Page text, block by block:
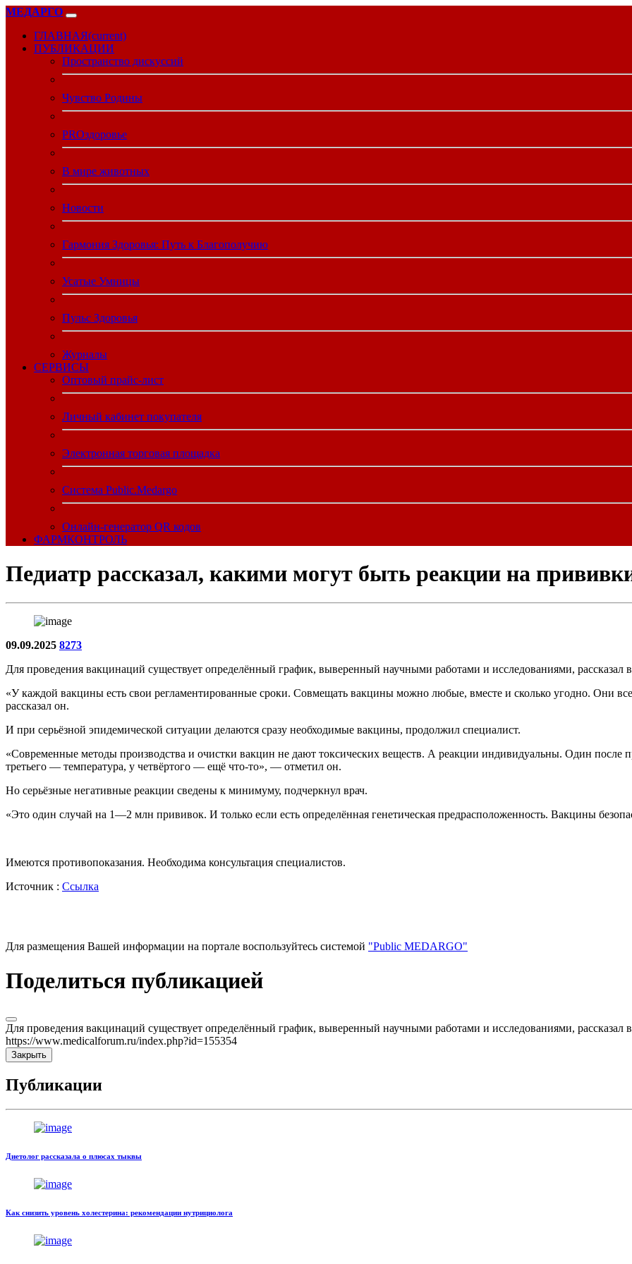
МЕДАРГО
ГЛАВНАЯ(current)
ПУБЛИКАЦИИ
Пространство дискуссий
Чувство Родины
PROздоровье
В мире животных
Новости
Гармония Здоровья: Путь к Благополучию
Усатые Умницы
Пульс Здоровья
Журналы
CЕРВИСЫ
Оптовый прайс-лист
Личный кабинет покупателя
Электронная торговая площадка
Система Public.Medargo
Онлайн-генератор QR кодов
ФАРМКОНТРОЛЬ
Педиатр рассказал, какими могут быть реакции на
09.09.2025 8273
Для проведения вакцинаций существует определённый график, выверенный научными работами и исследованиями, рассказал
«У каждой вакцины есть свои регламентированные сроки. Совмещать вакцины можно любые, вместе и сколько угодно. Они
рассказал он.
И при серьёзной эпидемической ситуации делаются сразу необходимые вакцины, продолжил специалист.
«Современные методы производства и очистки вакцин не дают токсических веществ. А реакции индивидуальны. Один после
третьего — температура, у четвёртого — ещё что-то», — отметил он.
Но серьёзные негативные реакции сведены к минимуму, подчеркнул врач.
«Это один случай на 1—2 млн прививок. И только если есть определённая генетическая предрасположенность. Вакцины
Имеются противопоказания. Необходима консультация специалистов.
Источник : Ссылка
Для размещения Вашей информации на портале воспользуйтесь системой "Public MEDARGO"
Поделиться публикацией
Для проведения вакцинаций существует определённый график, выверенный научными работами и исследованиями, рассказал
https://www.medicalforum.ru/index.php?id=155354
Закрыть
Публикации
Диетолог рассказала о плюсах тыквы
Как снизить уровень холестерина: рекомендации нутрициолога